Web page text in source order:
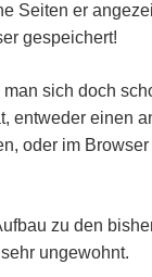
Seiten er
gespeichert!
man sich doch
entweder einen
oder im
zu den
ungewohnt.